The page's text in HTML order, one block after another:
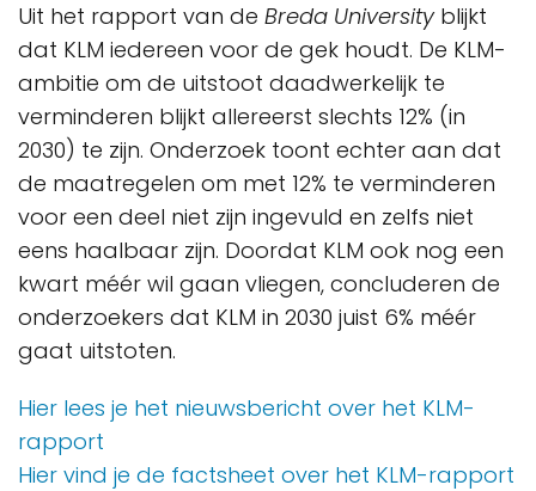
Uit het rapport van de Breda Universityblijkt
dat KLM iedereen voor de gek houdt. De KLM-
ambitie om de uitstoot daadwerkelijk te
verminderen blijkt allereerst slechts 12% (in
2030) te zijn. Onderzoek toont echter aan dat
de maatregelen om met 12% te verminderen
voor een deel niet zijn ingevuld en zelfs niet
eens haalbaar zijn. Doordat KLM ook nog een
kwart méér wil gaan vliegen, concluderen de
onderzoekers dat KLM in 2030 juist 6% méér
gaat uitstoten.
Hier lees je het nieuwsbericht over het KLM-
rapport
Hier vind je de factsheet over het KLM-rapport